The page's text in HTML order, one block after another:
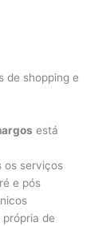
de shopping e
está
os serviços
e pós
de